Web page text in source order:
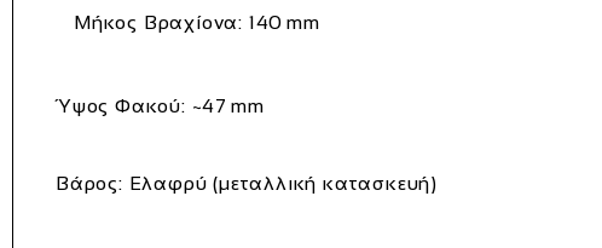
Μήκος Βραχίονα: 140 mm
Ύψος Φακού: ~47 mm
Βάρος: Ελαφρύ (μεταλλική κατασκευή)